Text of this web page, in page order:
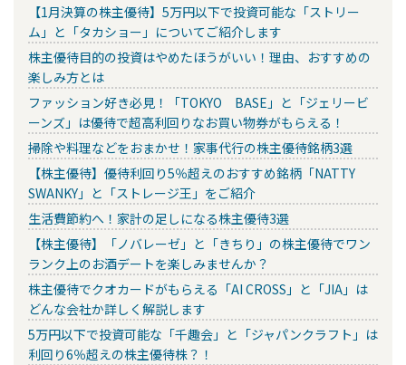
【1月決算の株主優待】5万円以下で投資可能な「ストリー
ム」と「タカショー」についてご紹介します
株主優待目的の投資はやめたほうがいい！理由、おすすめの
楽しみ方とは
ファッション好き必見！「TOKYO BASE」と「ジェリービ
ーンズ」は優待で超高利回りなお買い物券がもらえる！
掃除や料理などをおまかせ！家事代行の株主優待銘柄3選
【株主優待】優待利回り5％超えのおすすめ銘柄「NATTY
SWANKY」と「ストレージ王」をご紹介
生活費節約へ！家計の足しになる株主優待3選
【株主優待】「ノバレーゼ」と「きちり」の株主優待でワン
ランク上のお酒デートを楽しみませんか？
株主優待でクオカードがもらえる「AI CROSS」と「JIA」は
どんな会社か詳しく解説します
5万円以下で投資可能な「千趣会」と「ジャパンクラフト」は
利回り6％超えの株主優待株？！